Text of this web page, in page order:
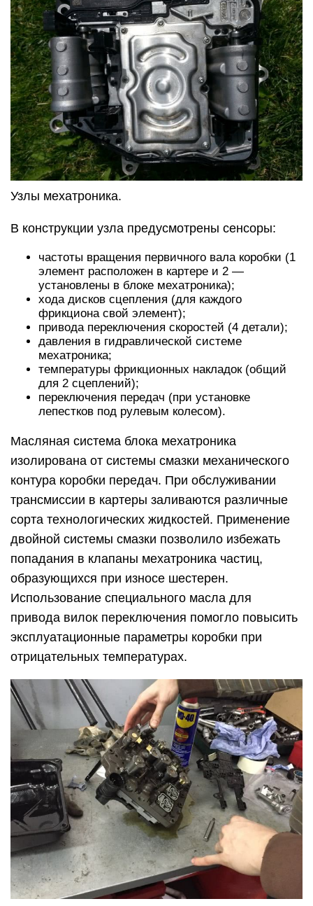
Узлы мехатроника.
В конструкции узла предусмотрены сенсоры:
частоты вращения первичного вала коробки (1
элемент расположен в картере и 2 —
установлены в блоке мехатроника);
хода дисков сцепления (для каждого
фрикциона свой элемент);
привода переключения скоростей (4 детали);
давления в гидравлической системе
мехатроника;
температуры фрикционных накладок (общий
для 2 сцеплений);
переключения передач (при установке
лепестков под рулевым колесом).
Масляная система блока мехатроника
изолирована от системы смазки механического
контура коробки передач. При обслуживании
трансмиссии в картеры заливаются различные
сорта технологических жидкостей. Применение
двойной системы смазки позволило избежать
попадания в клапаны мехатроника частиц,
образующихся при износе шестерен.
Использование специального масла для
привода вилок переключения помогло повысить
эксплуатационные параметры коробки при
отрицательных температурах.